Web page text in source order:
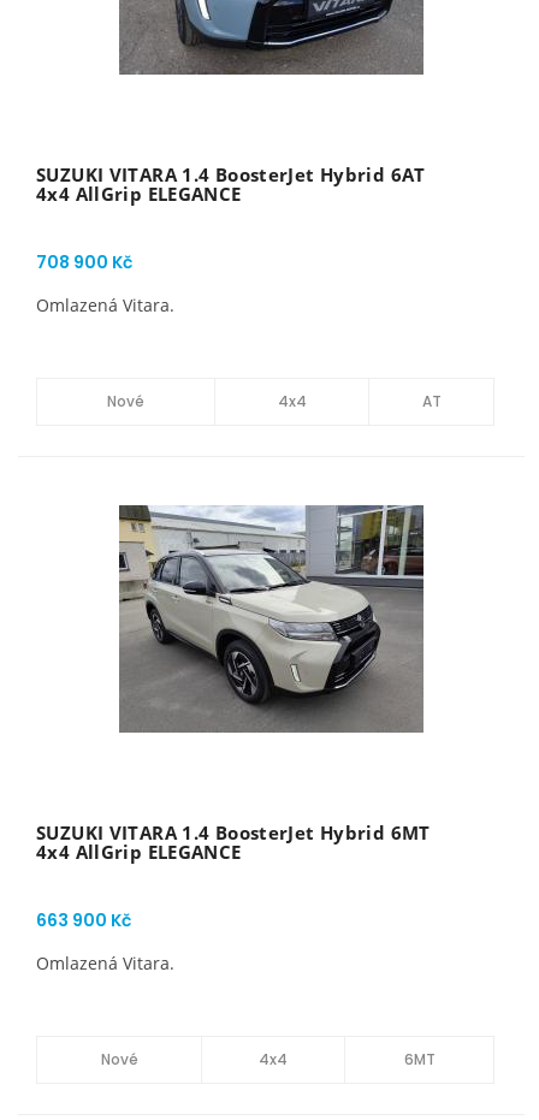
SUZUKI VITARA 1.4 BoosterJet Hybrid 6AT
4x4 AllGrip ELEGANCE
708 900 Kč
Omlazená Vitara.
Nové 4x4 AT
SUZUKI VITARA 1.4 BoosterJet Hybrid 6MT
4x4 AllGrip ELEGANCE
663 900 Kč
Omlazená Vitara.
Nové 4x4 6MT